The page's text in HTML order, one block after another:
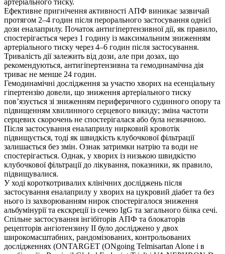
артеріального тиску.
Ефективне пригнічення активності АПФ виникає зазвичай
протягом 2–4 годин після перорального застосування однієї
дози еналаприлу. Початок антигіпертензивної дії, як правило,
спостерігається через 1 годину із максимальним зниженням
артеріального тиску через 4–6 годин після застосування.
Тривалість дії залежить від дози, але при дозах, що
рекомендуються, антигіпертензивна та гемодинамічна дія
триває не менше 24 годин.
Гемодинамічні дослідження за участю хворих на есенціальну
гіпертензію довели, що зниження артеріального тиску
пов’язується зі зниженням периферичного судинного опору та
підвищенням хвилинного серцевого викиду; зміна частоти
серцевих скорочень не спостерігалася або була незначною.
Після застосування еналаприлу нирковий кровотік
підвищується, тоді як швидкість клубочкової фільтрації
залишається без змін. Ознак затримки натрію та води не
спостерігається. Однак, у хворих із низькою швидкістю
клубочкової фільтрації до лікування, показники, як правило,
підвищувалися.
У ході короткотривалих клінічних досліджень після
застосування еналаприлу у хворих на цукровий діабет та без
нього із захворюванням нирок спостерігалося зниження
альбумінурії та екскреції із сечею IgG та загального білка сечі.
Спільне застосування інгібіторів АПФ та блокаторів
рецепторів ангіотензину II було досліджено у двох
широкомасштабних, рандомізованих, контрольованих
дослідженнях (ONTARGET (ONgoing Telmisartan Alone і в